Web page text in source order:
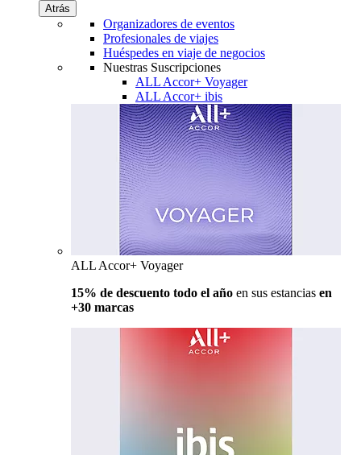
Atrás
Organizadores de eventos
Profesionales de viajes
Huéspedes en viaje de negocios
Nuestras Suscripciones
ALL Accor+ Voyager
ALL Accor+ ibis
ALL Accor+ Voyager
15% de descuento todo el año en sus estancias en
+30 marcas